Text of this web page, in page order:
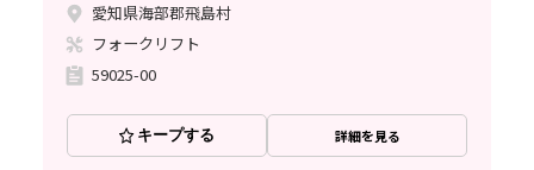
愛知県海部郡飛島村
フォークリフト
59025-00
キープする 詳細を見る